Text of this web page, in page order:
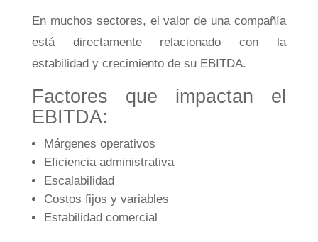
En muchos sectores, el valor de una compañía
está directamente relacionado con la
estabilidad y crecimiento de su EBITDA.
Factores que impactan el
EBITDA:
Márgenes operativos
Eficiencia administrativa
Escalabilidad
Costos fijos y variables
Estabilidad comercial